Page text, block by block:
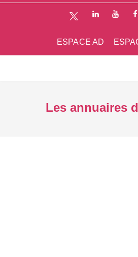
ESPACE AD
Les annuaires